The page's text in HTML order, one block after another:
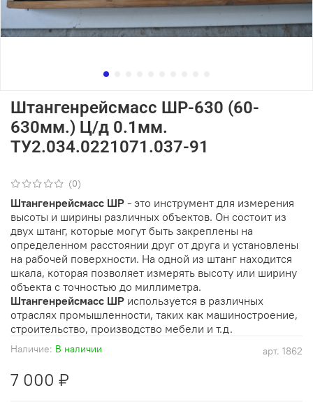
(0)
арт. 1862
Наличие: В наличии
Штангенрейсмасс ШР-630 (60-
630мм.) Ц/д 0.1мм.
ТУ2.034.0221071.037-91
7 000 ₽
Штангенрейсмасс ШР - это инструмент для измерения
высоты и ширины различных объектов. Он состоит из
двух штанг, которые могут быть закреплены на
определенном расстоянии друг от друга и установлены
на рабочей поверхности. На одной из штанг находится
шкала, которая позволяет измерять высоту или ширину
объекта с точностью до миллиметра.
Штангенрейсмасс ШР используется в различных
отраслях промышленности, таких как машиностроение,
строительство, производство мебели и т.д.